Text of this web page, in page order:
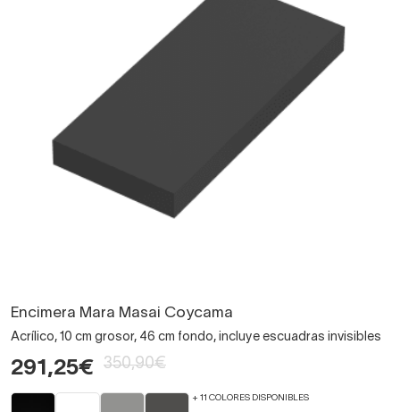
Encimera Mara Masai Coycama
Acrílico, 10 cm grosor, 46 cm fondo, incluye escuadras invisibles
291,25€ 350,90€
+ 11 COLORES DISPONIBLES